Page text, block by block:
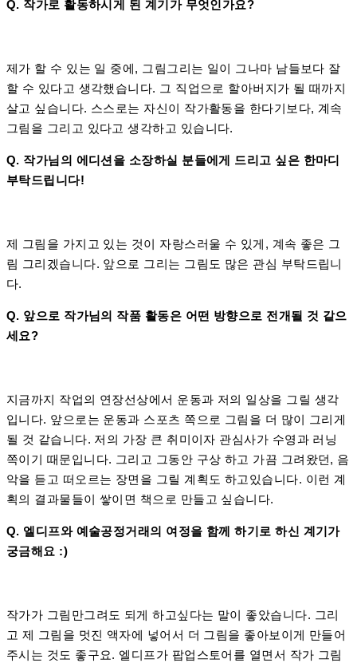
Q. 작가로 활동하시게 된 계기가 무엇인가요?
제가 할 수 있는 일 중에, 그림그리는 일이 그나마 남들보다 잘
할 수 있다고 생각했습니다. 그 직업으로 할아버지가 될 때까지
살고 싶습니다. 스스로는 자신이 작가활동을 한다기보다, 계속
그림을 그리고 있다고 생각하고 있습니다.
Q. 작가님의 에디션을 소장하실 분들에게 드리고 싶은 한마디
부탁드립니다!
제 그림을 가지고 있는 것이 자랑스러울 수 있게, 계속 좋은 그
림 그리겠습니다. 앞으로 그리는 그림도 많은 관심 부탁드립니
다.
Q. 앞으로 작가님의 작품 활동은 어떤 방향으로 전개될 것 같으
세요?
지금까지 작업의 연장선상에서 운동과 저의 일상을 그릴 생각
입니다. 앞으로는 운동과 스포츠 쪽으로 그림을 더 많이 그리게
될 것 같습니다. 저의 가장 큰 취미이자 관심사가 수영과 러닝
쪽이기 때문입니다. 그리고 그동안 구상 하고 가끔 그려왔던, 음
악을 듣고 떠오르는 장면을 그릴 계획도 하고있습니다. 이런 계
획의 결과물들이 쌓이면 책으로 만들고 싶습니다.
Q. 엘디프와 예술공정거래의 여정을 함께 하기로 하신 계기가
궁금해요 :)
작가가 그림만그려도 되게 하고싶다는 말이 좋았습니다. 그리
고 제 그림을 멋진 액자에 넣어서 더 그림을 좋아보이게 만들어
주시는 것도 좋구요. 엘디프가 팝업스토어를 열면서 작가 그림